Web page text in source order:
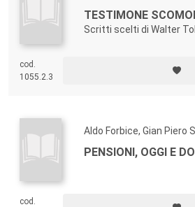
TESTIMONE
Scritti scelti di Walter
cod.
1055.2.3
Aldo Forbice, Gian Piero
PENSIONI, OGGI E
cod.